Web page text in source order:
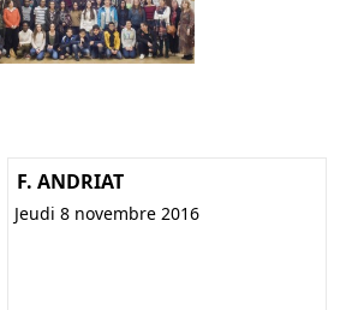
F. ANDRIAT
Jeudi 8 novembre 2016